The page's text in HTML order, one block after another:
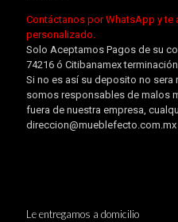
Contáctanos por WhatsApp y te
personalizado.
Solo Aceptamos Pagos de su
74216 ó Citibanamex
Si no es así su deposito no
somos responsables de malos
fuera de nuestra empresa,
direccion@mueblefecto.com.mx
Le entregamos a domicilio